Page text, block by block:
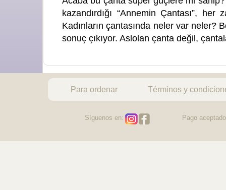
kazandırdığı “Annemin Çantası”,
Kadınların çantasında neler var neler?
sonuç çıkıyor. Aslolan çanta değil,
Para ordenar Términos y
Síguenos en: Pago